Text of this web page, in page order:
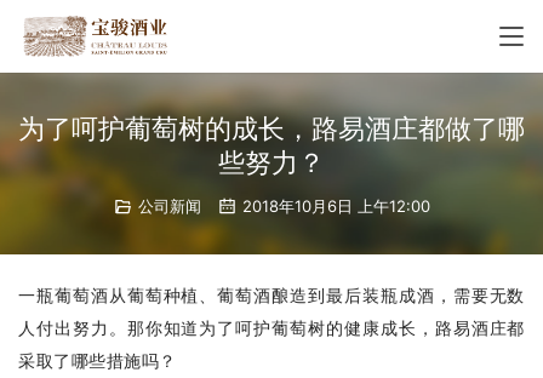
为了呵护葡萄树的成长，路易酒庄都做了哪
些努力？
公司新闻 2018年10月6日 上午12:00
一瓶葡萄酒从葡萄种植、葡萄酒酿造到最后装瓶成酒，需要无数
人付出努力。那你知道为了呵护葡萄树的健康成长，路易酒庄都
采取了哪些措施吗？